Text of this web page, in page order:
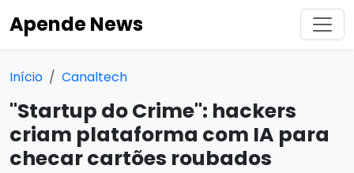
Apende News
Início Canaltech
"Startup do Crime": hackers
criam plataforma com IA para
checar cartões roubados